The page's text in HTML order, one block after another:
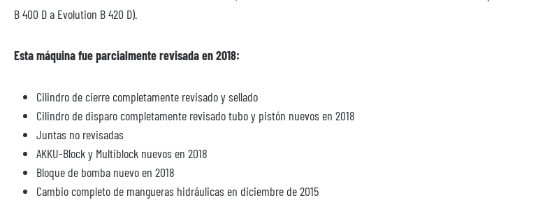
B 400 D a Evolution B 420 D).
Esta máquina fue parcialmente revisada en 2018:
Cilindro de cierre completamente revisado y sellado
Cilindro de disparo completamente revisado tubo y pistón nuevos en 2018
Juntas no revisadas
AKKU-Block y Multiblock nuevos en 2018
Bloque de bomba nuevo en 2018
Cambio completo de mangueras hidráulicas en diciembre de 2015